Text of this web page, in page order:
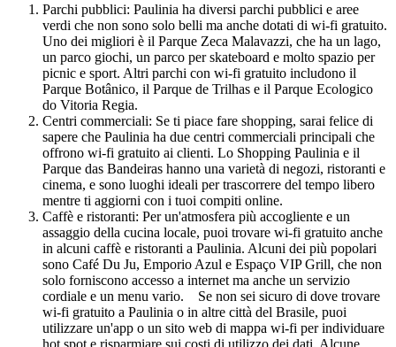
Parchi pubblici: Paulinia ha diversi parchi pubblici e aree
verdi che non sono solo belli ma anche dotati di wi-fi gratuito.
Uno dei migliori è il Parque Zeca Malavazzi, che ha un lago,
un parco giochi, un parco per skateboard e molto spazio per
picnic e sport. Altri parchi con wi-fi gratuito includono il
Parque Botânico, il Parque de Trilhas e il Parque Ecologico
do Vitoria Regia.
Centri commerciali: Se ti piace fare shopping, sarai felice di
sapere che Paulinia ha due centri commerciali principali che
offrono wi-fi gratuito ai clienti. Lo Shopping Paulinia e il
Parque das Bandeiras hanno una varietà di negozi, ristoranti e
cinema, e sono luoghi ideali per trascorrere del tempo libero
mentre ti aggiorni con i tuoi compiti online.
Caffè e ristoranti: Per un'atmosfera più accogliente e un
assaggio della cucina locale, puoi trovare wi-fi gratuito anche
in alcuni caffè e ristoranti a Paulinia. Alcuni dei più popolari
sono Café Du Ju, Emporio Azul e Espaço VIP Grill, che non
solo forniscono accesso a internet ma anche un servizio
cordiale e un menu vario. Se non sei sicuro di dove trovare
wi-fi gratuito a Paulinia o in altre città del Brasile, puoi
utilizzare un'app o un sito web di mappa wi-fi per individuare
hot spot e risparmiare sui costi di utilizzo dei dati. Alcune